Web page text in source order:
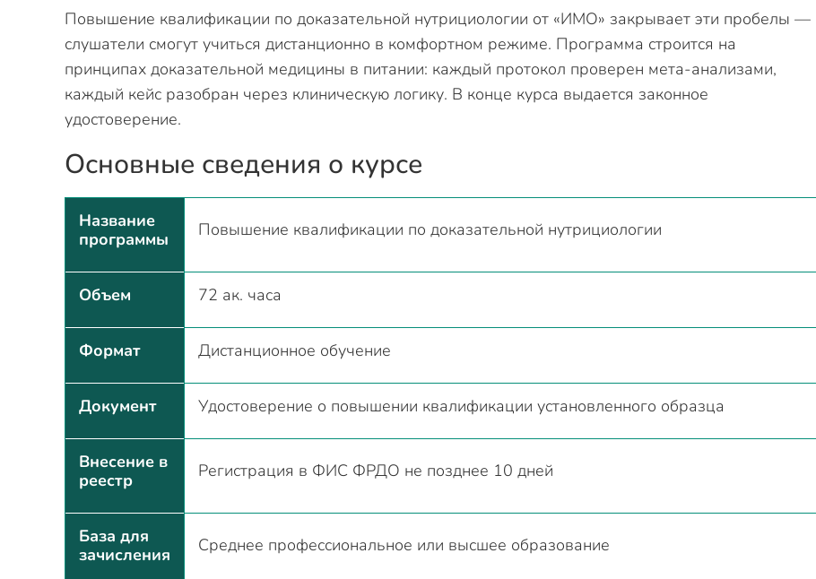
Повышение квалификации по доказательной нутрициологии от «ИМО» закрывает эти пробелы —
слушатели смогут учиться дистанционно в комфортном режиме. Программа строится на
принципах доказательной медицины в питании: каждый протокол проверен мета-анализами,
каждый кейс разобран через клиническую логику. В конце курса выдается законное
удостоверение.
Основные сведения о курсе
Название
программы
Повышение квалификации по доказательной нутрициологии
Объем 72 ак. часа
Формат Дистанционное обучение
Документ Удостоверение о повышении квалификации установленного образца
Внесение в
реестр
Регистрация в ФИС ФРДО не позднее 10 дней
База для
зачисления
Среднее профессиональное или высшее образование